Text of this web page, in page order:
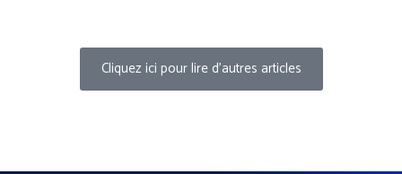
Cliquez ici pour lire d'autres articles